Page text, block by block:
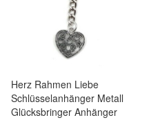
Herz Rahmen Liebe
Schlüsselanhänger Metall
Glücksbringer Anhänger